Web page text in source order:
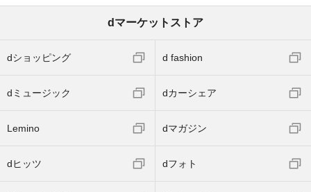
dマーケットストア
dショッピング d fashion
dミュージック dカーシェア
Lemino dマガジン
dヒッツ dフォト